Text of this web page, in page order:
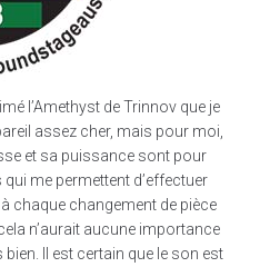
l’Amethyst de Trinnov que je
assez cher, mais pour moi,
et sa puissance sont pour
me permettent d’effectuer
chaque changement de pièce
n’aurait aucune importance
Il est certain que le son est